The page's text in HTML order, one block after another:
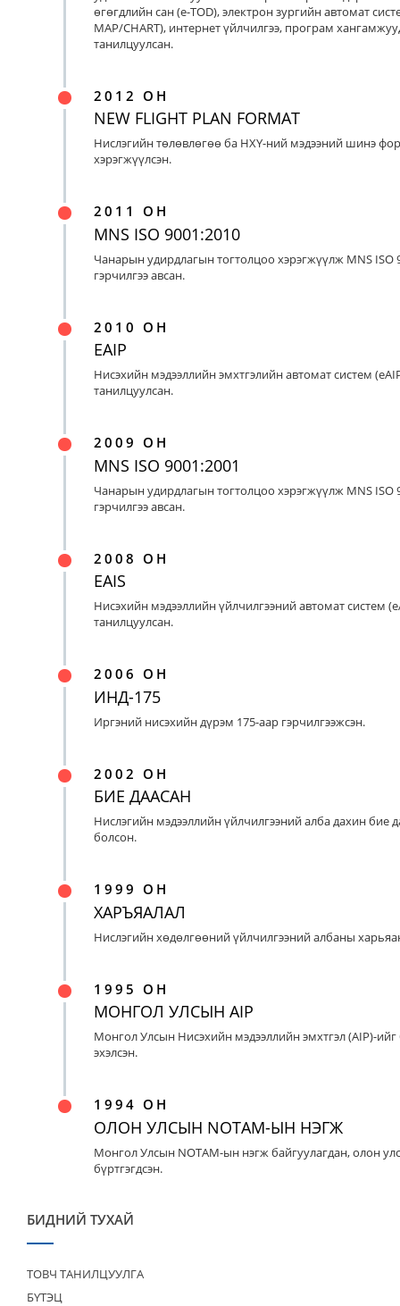
өгөгдлийн сан (e-TOD), электрон зургийн автомат
MAP/CHART), интернет үйлчилгээ, програм
танилцуулсан.
2012 ОН
NEW FLIGHT PLAN FORMAT
Нислэгийн төлөвлөгөө ба НХҮ-ний мэдээний шинэ
хэрэгжүүлсэн.
2011 ОН
MNS ISO 9001:2010
Чанарын удирдлагын тогтолцоо хэрэгжүүлж MNS ISO
гэрчилгээ авсан.
2010 ОН
EAIP
Нисэхийн мэдээллийн эмхтгэлийн автомат систем
танилцуулсан.
2009 ОН
MNS ISO 9001:2001
Чанарын удирдлагын тогтолцоо хэрэгжүүлж MNS ISO
гэрчилгээ авсан.
2008 ОН
EAIS
Нисэхийн мэдээллийн үйлчилгээний автомат систем
танилцуулсан.
2006 ОН
ИНД-175
Иргэний нисэхийн дүрэм 175-аар гэрчилгээжсэн.
2002 ОН
БИЕ ДААСАН
Нислэгийн мэдээллийн үйлчилгээний алба дахин бие
болсон.
1999 ОН
ХАРЪЯАЛАЛ
Нислэгийн хөдөлгөөний үйлчилгээний албаны
1995 ОН
МОНГОЛ УЛСЫН AIP
Монгол Улсын Нисэхийн мэдээллийн эмхтгэл (AIP)-
эхэлсэн.
1994 ОН
ОЛОН УЛСЫН NOTAM-ЫН НЭГЖ
Монгол Улсын NOTAM-ын нэгж байгуулагдан, олон
бүртгэгдсэн.
БИДНИЙ ТУХАЙ
ТОВЧ ТАНИЛЦУУЛГА
БҮТЭЦ